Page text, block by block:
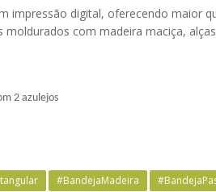
impressão digital, oferecendo maior
moldurados com madeira maciça,
2 azulejos
#BandejaMadeira